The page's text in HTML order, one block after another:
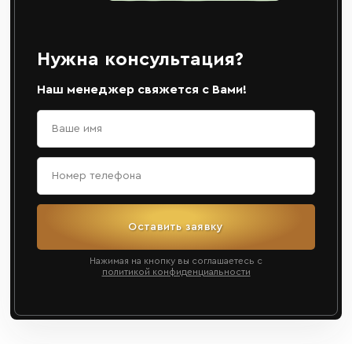
Нужна консультация?
Наш менеджер свяжется с Вами!
Оставить заявку
Нажимая на кнопку вы соглашаетесь с
политикой конфиденциальности